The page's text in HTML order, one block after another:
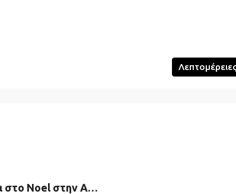
Pancakes με Σοκολάτα στο Noel στην ΑΘήνα